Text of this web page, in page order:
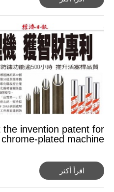
the invention patent for
chrome-plated machine
اقرأ أكثر